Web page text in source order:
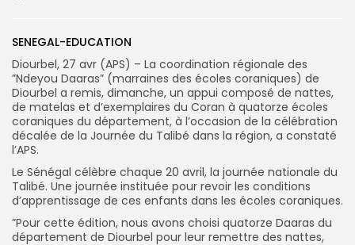
Search
for:
FR
‎SENEGAL-EDUCATION
Diourbel, 27 avr (APS) – La coordination régionale des
”Ndeyou Daaras” (marraines des écoles coraniques) de
Diourbel a remis, dimanche, un appui composé de nattes,
de matelas et d’exemplaires du Coran à quatorze écoles
coraniques du département, à l’occasion de la célébration
décalée de la Journée du Talibé dans la région, a constaté
l’APS.
Le Sénégal célèbre chaque 20 avril, la journée nationale du
Talibé. Une journée instituée pour revoir les conditions
d’apprentissage de ces enfants dans les écoles coraniques.
‎”Pour cette édition, nous avons choisi quatorze Daaras du
département de Diourbel pour leur remettre des nattes,